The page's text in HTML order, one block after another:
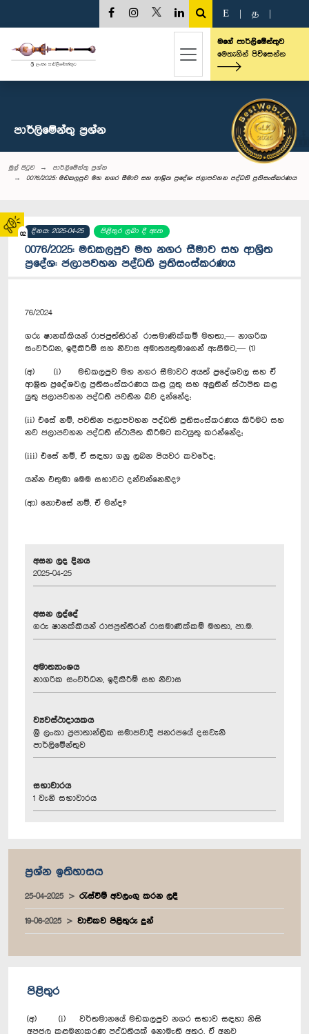
02
E த
මගේ පාර්ලිමේන්තුව
මෙතැනින් පිවිසෙන්න
පාර්ලි‌මේන්තු‌ ප්‍රශ්න
මුල් පිටුව
පාර්ලි‌මේන්තු‌ ප්‍රශ්න
0076/2025: මඩකලපුව මහ නගර සීමාව සහ ආශ්‍රිත ප්‍රදේශ: ජලාපවහන පද්ධති ප්‍රතිසංස්කරණය
දිනය: 2025-04-25 පිළිතුර ලබා දී ඇත
0076/2025: මඩකලපුව මහ නගර සීමාව සහ ආශ්‍රිත
ප්‍රදේශ: ජලාපවහන පද්ධති ප්‍රතිසංස්කරණය
76/2024
ගරු ෂානක්කියන් රාජපුත්තිරන් රාසමාණික්කම් මහතා,— නාගරික
සංවර්ධන, ඉදිකිරීම් සහ නිවාස අමාත්‍යතුමාගෙන් ඇසීමට,— (1)
(අ) (i) මඩකලපුව මහ නගර සීමාවට අයත් ප්‍රදේශවල සහ ඒ
ආශ්‍රිත ප්‍රදේශවල ප්‍රතිසංස්කරණය කළ යුතු සහ අලුතින් ස්ථාපිත කළ
යුතු ජලාපවහන පද්ධති පවතින බව දන්නේද;
(ii) එසේ නම්, පවතින ජලාපවහන පද්ධති ප්‍රතිසංස්කරණය කිරීමට සහ
නව ජලාපවහන පද්ධති ස්ථාපිත කිරීමට කටයුතු කරන්නේද;
(iii) එසේ නම්, ඒ සඳහා ගනු ලබන පියවර කවරේද;
යන්න එතුමා මෙම සභාවට දන්වන්නෙහිද?
(ආ) නොඑසේ නම්, ඒ මන්ද?
අසන ලද දිනය
2025-04-25
අසන ලද්දේ
ගරු ෂානක්කියන් රාජපුත්තිරන් රාසමාණික්කම් මහතා, පා.ම.
අමාත්‍යාංශය
නාගරික සංවර්ධන, ඉදිකිරීම් සහ නිවාස
ව්‍යවස්ථාදායකය
ශ්‍රී ලංකා ප්‍රජාතාන්ත්‍රික සමාජවාදී ජනරජයේ දසවැනි
පාර්ලිමේන්තුව
සභාවාරය
1 වැනි සභාවාරය
ප්‍රශ්න ඉතිහාසය
25-04-2025 රැස්වීම් අවලංගු කරන ලදී
19-06-2025 වාචිකව පිළිතුරු දුන්
පිළිතුර
(අ) (i) වර්තමානයේ මඩකලපුව නගර සභාව සඳහා නිසි
අපජල කළමනාකරණ පද්ධතියක් නොමැති අතර, ඒ අනුව